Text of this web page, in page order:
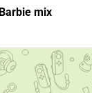
Barbie mix